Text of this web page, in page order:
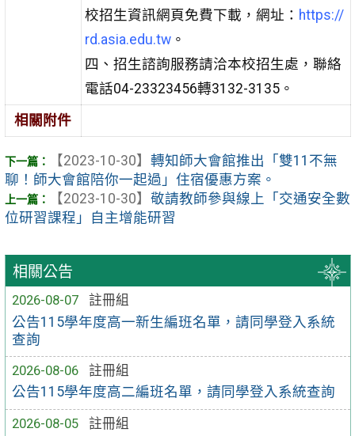
相關公告
2026-08-07
註冊組
公告115學年度高一新生編班名單，請同學登入系統
查詢
2026-08-06
註冊組
公告115學年度高二編班名單，請同學登入系統查詢
2026-08-05
註冊組
校招生資訊網頁免費下載，網址： https://
rd.asia.edu.tw。
四、招生諮詢服務請洽本校招生處，聯絡
電話04-23323456轉3132-3135。
相關附件
【2023-10-30】 轉知師大會館推出「雙11不無
聊！師大會館陪你一起過」住宿優惠方案。
【2023-10-30】 敬請教師參與線上「交通安全數
位研習課程」自主增能研習